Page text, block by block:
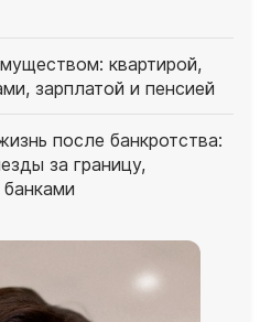
квартирой,
зарплатой и пенсией
после банкротства:
за границу,